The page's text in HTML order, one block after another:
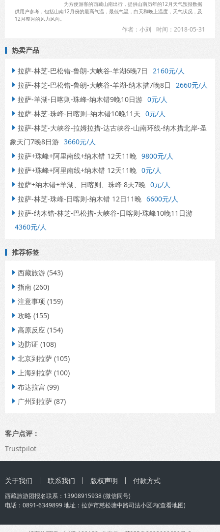
为方便游客的西藏山南出行，提供山南历年的12月天气预报数据
供用户参考，包括山南12月份的最高气温，最低气温，白天和晚上温度，天气状况，及
12月整月的风力风向。
时间：2018-05-31
作者：小刘
热卖产品
 拉萨-林芝-巴松错-鲁朗-大峡谷-羊湖6晚7日 2160元/人
 拉萨-林芝-巴松错-鲁朗-大峡谷-羊湖-纳木措7晚8日 2660元/人
 拉萨-羊湖-日喀则-珠峰-纳木错9晚10日游 0元/人
 拉萨-林芝-珠峰-日喀则–纳木错10晚11天 0元/人
 拉萨-林芝-大峡谷-拉姆拉措-达古峡谷-山南环线-纳木措北岸-圣
象天门7晚8日游 3660元/人
 拉萨+珠峰+阿里南线+纳木错 12天11晚 9800元/人
 拉萨+珠峰+阿里南线+纳木错 12天11晚 0元/人
 拉萨+纳木错+羊湖、日喀则、珠峰 8天7晚 0元/人
 拉萨-林芝-珠峰-日喀则-纳木错 12日11晚 6600元/人
 拉萨-纳木错-林芝-巴松措-大峡谷-日喀则-珠峰10晚11日游
4360元/人
推荐标签
 西藏旅游 (543)
 指南 (260)
 注意事项 (159)
 攻略 (155)
 高原反应 (154)
 边防证 (108)
 北京到拉萨 (105)
 上海到拉萨 (100)
 布达拉宫 (99)
 广州到拉萨 (87)
客户点评：
Trustpilot
关于我们 联系我们 版权声明 付款方式
西藏旅游团报名联系： 13908915938(微信同号)
电话：0891-6349899 地址：拉萨市慈松塘中路司法小区内(查看地图)